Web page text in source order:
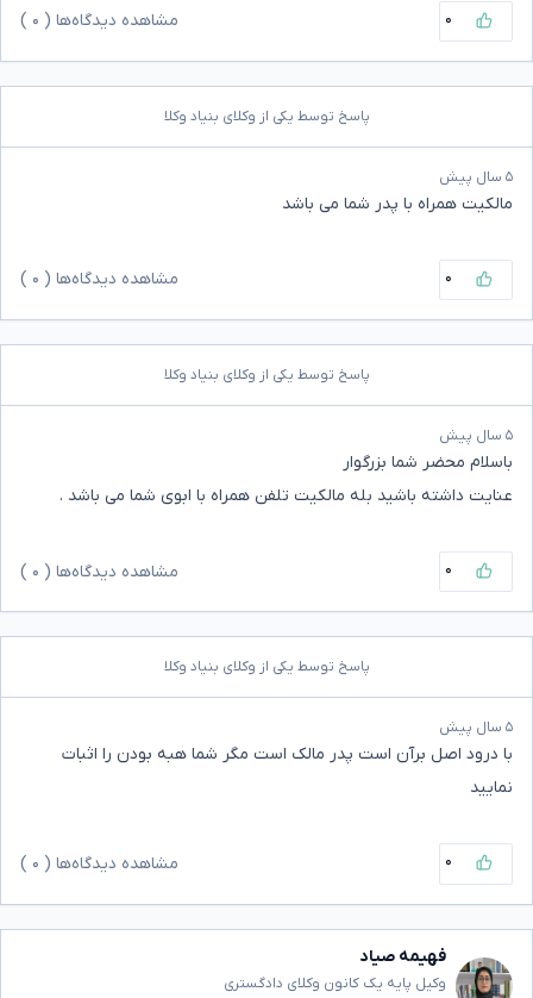
۰ مشاهده دیدگاه‌ها ( ۰
پاسخ توسط یکی از وکلای بنیاد وکلا
۵ سال پیش
مالکیت همراه با پدر شما می باشد
۰ مشاهده دیدگاه‌ها ( ۰
پاسخ توسط یکی از وکلای بنیاد وکلا
۵ سال پیش
باسلام محضر شما بزرگوار
عنایت داشته باشید بله مالکیت تلفن همراه با ابوی شما می باشد .
۰ مشاهده دیدگاه‌ها ( ۰
پاسخ توسط یکی از وکلای بنیاد وکلا
۵ سال پیش
با درود اصل‌ برآن است پدر مالک است مگر شما هبه بودن را اثبات
نمایید
۰ مشاهده دیدگاه‌ها ( ۰
فهیمه صیاد
وکیل پایه یک کانون وکلای دادگستری